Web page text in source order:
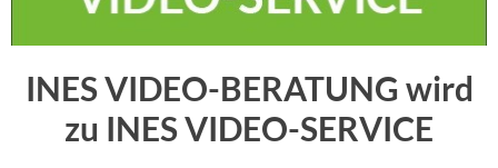
INES VIDEO-BERATUNG wird
zu INES VIDEO-SERVICE